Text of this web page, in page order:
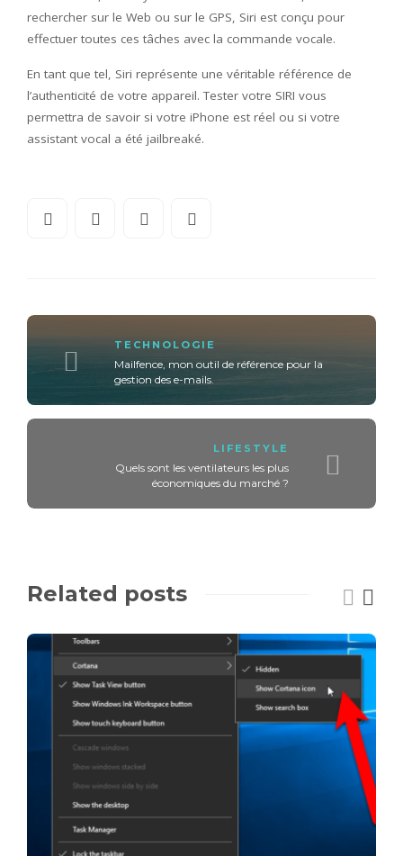
rechercher sur le Web ou sur le GPS, Siri est conçu pour
effectuer toutes ces tâches avec la commande vocale.
En tant que tel, Siri représente une véritable référence de
l’authenticité de votre appareil. Tester votre SIRI vous
permettra de savoir si votre iPhone est réel ou si votre
assistant vocal a été jailbreaké.
TECHNOLOGIE
Mailfence, mon outil de référence pour la
gestion des e-mails.
LIFESTYLE
Quels sont les ventilateurs les plus
économiques du marché ?
Related posts